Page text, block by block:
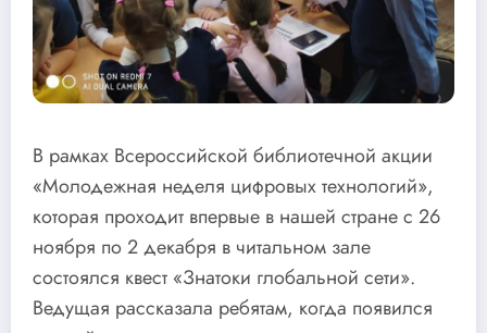
В рамках Всероссийской библиотечной акции
«Молодежная неделя цифровых технологий»,
которая проходит впервые в нашей стране с 26
ноября по 2 декабря в читальном зале
состоялся квест «Знатоки глобальной сети».
Ведущая рассказала ребятам, когда появился